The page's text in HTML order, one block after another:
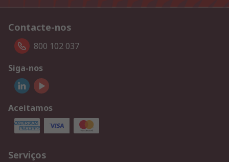
Contacte-nos
800 102 037
Siga-nos
Aceitamos
Serviços